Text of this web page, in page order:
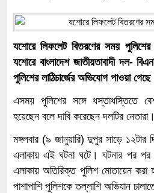
যশোরে লিফলেট বিতরণের সময় পুলিশের
যশোরে বাংলাদেশ জাতীয়তাবাদী দল-
পুলিশের লাঠিচার্জের অভিযোগ পাওয়া
এসময় পুলিশের সঙ্গে ধস্তাধস্তিতে
হয়েছেন বলে দাবি করেছেন দলটির নেতারা।
মঙ্গলবার (৯ জানুয়ারি) দুপুর সাড়ে ১২টার
এলাকায় এই ঘটনা ঘটে। ঘটনার পর পর
এলাকায় অতিরিক্ত পুলিশ মোতায়েন করা
পাশাপাশি পুলিশকে তল্লাশি অভিযান